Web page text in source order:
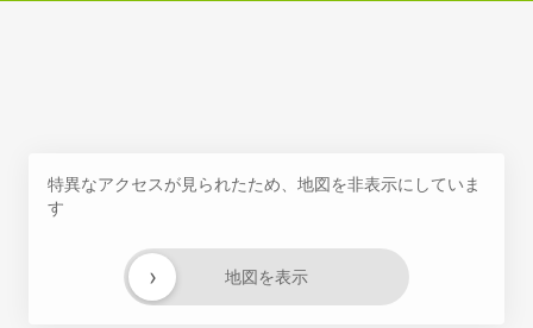
特異なアクセスが見られたため、地図を非表示にしていま
す
地図を表示
›